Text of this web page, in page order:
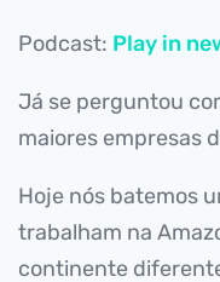
Podcast: Play in
Já se perguntou
maiores empresas
Hoje nós batemos
trabalham na
continente